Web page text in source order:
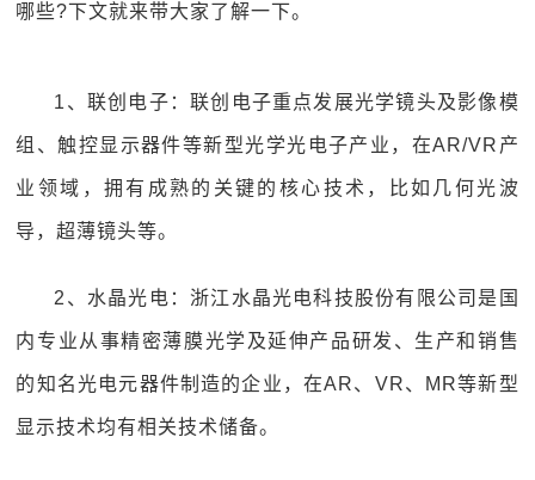
哪些?下文就来带大家了解一下。
1、联创电子：联创电子重点发展光学镜头及影像模
组、触控显示器件等新型光学光电子产业，在AR/VR产
业领域，拥有成熟的关键的核心技术，比如几何光波
导，超薄镜头等。
2、水晶光电：浙江水晶光电科技股份有限公司是国
内专业从事精密薄膜光学及延伸产品研发、生产和销售
的知名光电元器件制造的企业，在AR、VR、MR等新型
显示技术均有相关技术储备。